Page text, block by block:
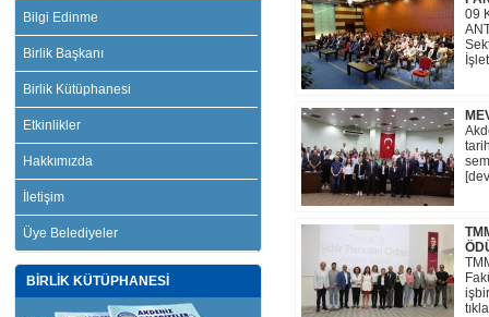
Bilgi Edinme
Birlik Başkanı
Birlik Kütüphanesi
Etkinlikler
Hakkımızda
İletişim
Üye Belediyeler
BİRLİK KÜTÜPHANESİ
09